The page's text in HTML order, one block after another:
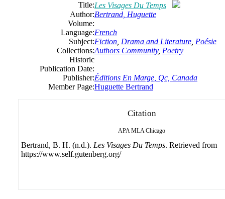
Title:Les Visages Du Temps
Author:Bertrand, Huguette
Volume:
Language:French
Subject:Fiction Drama and Literature Poésie
Collections:Authors Community, Poetry
Historic
Publication Date:
Publisher:Éditions En Marge, Qc, Canada
Member Page:Huguette Bertrand
Citation
APA MLA Chicago
Bertrand, B. H. (n.d.). Les Visages Du Temps. Retrieved from
https://www.self.gutenberg.org/